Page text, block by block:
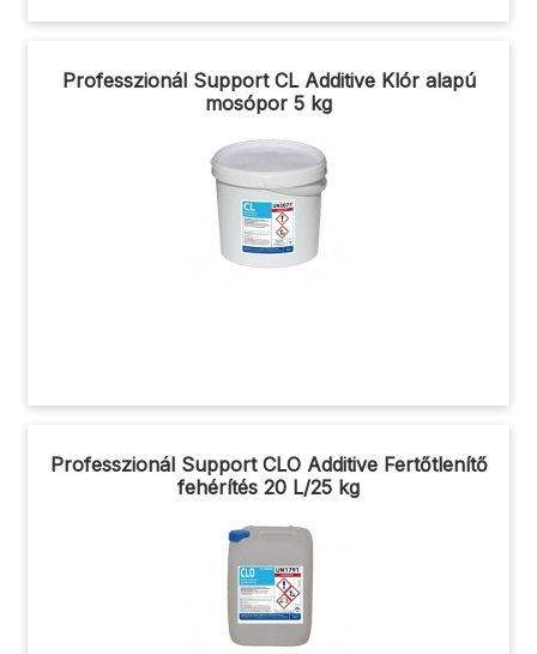
Professzionál Support CL Additive Klór alapú
mosópor 5 kg
Professzionál Support CLO Additive Fertőtlenítő
fehérítés 20 L/25 kg